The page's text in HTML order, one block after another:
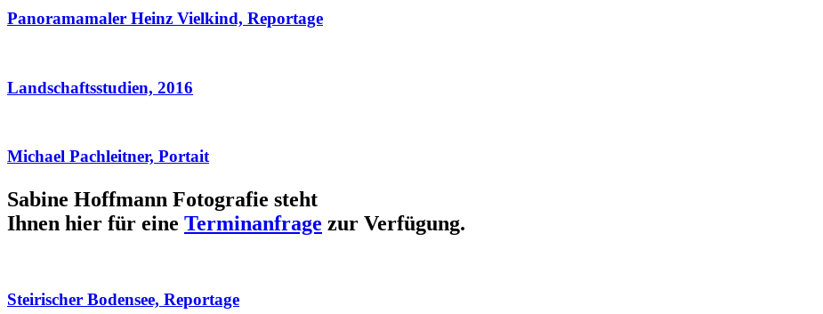
Panoramamaler Heinz Vielkind, Reportage
Landschaftsstudien, 2016
Michael Pachleitner, Portait
Sabine Hoffmann Fotografie steht
Ihnen hier für eine Terminanfrage zur Verfügung.
Steirischer Bodensee, Reportage